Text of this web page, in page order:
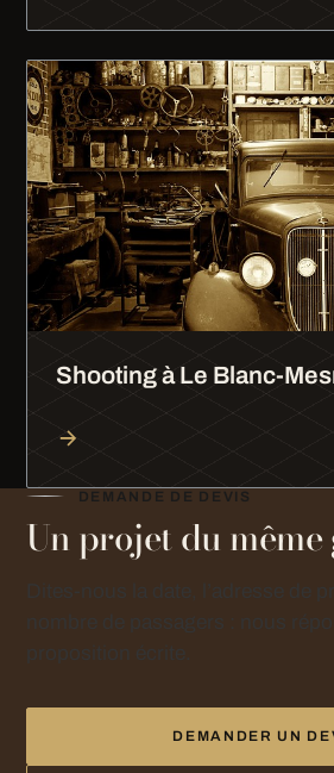
Shooting à Le Blanc-
DEMANDE DE DEVIS
Un projet du même
DEMANDER UN